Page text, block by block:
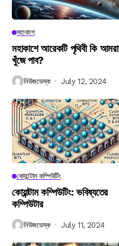
মহাকাশ
মহাকাশে আরেকটি পৃথিবী কি আমরা
খুঁজে পাব?
নিউজডেস্ক July 12, 2024
কোয়ান্টাম কম্পিউটিং
কোয়ান্টাম কম্পিউটিং: ভবিষ্যতের
কম্পিউটার
নিউজডেস্ক July 11, 2024